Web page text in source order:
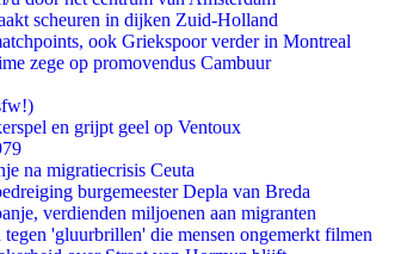
scheuren in dijken Zuid-Holland
ook Griekspoor verder in Montreal
zege op promovendus Cambuur
en grijpt geel op Ventoux
na migratiecrisis Ceuta
burgemeester Depla van Breda
verdienden miljoenen aan migranten
'gluurbrillen' die mensen ongemerkt filmen